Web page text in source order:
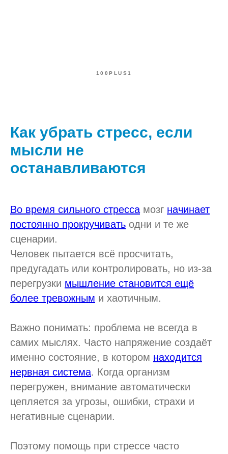
100PLUS1
Как убрать стресс, если
мысли не
останавливаются
Во время сильного стресса мозг начинает
постоянно прокручивать одни и те же
сценарии.
Человек пытается всё просчитать,
предугадать или контролировать, но из-за
перегрузки мышление становится ещё
более тревожным и хаотичным.
Важно понимать: проблема не всегда в
самих мыслях. Часто напряжение создаёт
именно состояние, в котором находится
нервная система. Когда организм
перегружен, внимание автоматически
цепляется за угрозы, ошибки, страхи и
негативные сценарии.
Поэтому помощь при стрессе часто